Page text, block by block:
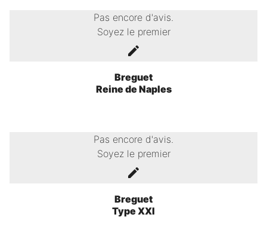
Pas encore d'avis.
Soyez le premier
Breguet
Reine de Naples
Pas encore d'avis.
Soyez le premier
Breguet
Type XXI